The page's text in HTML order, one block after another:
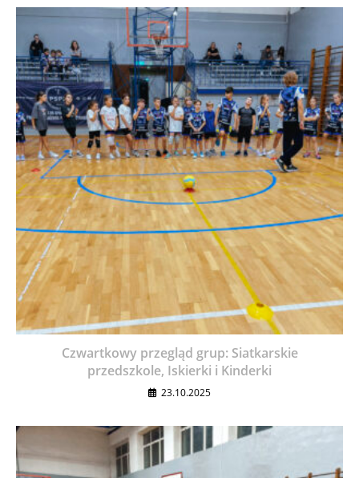
Czwartkowy przegląd grup: Siatkarskie
przedszkole, Iskierki i Kinderki
23.10.2025